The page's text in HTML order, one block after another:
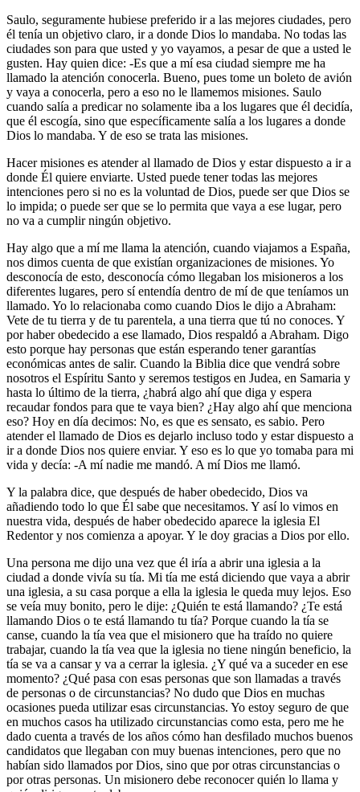
Saulo, seguramente hubiese preferido ir a las mejores ciudades, pero
él tenía un objetivo claro, ir a donde Dios lo mandaba. No todas las
ciudades son para que usted y yo vayamos, a pesar de que a usted le
gusten. Hay quien dice: -Es que a mí esa ciudad siempre me ha
llamado la atención conocerla. Bueno, pues tome un boleto de avión
y vaya a conocerla, pero a eso no le llamemos misiones. Saulo
cuando salía a predicar no solamente iba a los lugares que él decidía,
que él escogía, sino que específicamente salía a los lugares a donde
Dios lo mandaba. Y de eso se trata las misiones.
Hacer misiones es atender al llamado de Dios y estar dispuesto a ir a
donde Él quiere enviarte. Usted puede tener todas las mejores
intenciones pero si no es la voluntad de Dios, puede ser que Dios se
lo impida; o puede ser que se lo permita que vaya a ese lugar, pero
no va a cumplir ningún objetivo.
Hay algo que a mí me llama la atención, cuando viajamos a España,
nos dimos cuenta de que existían organizaciones de misiones. Yo
desconocía de esto, desconocía cómo llegaban los misioneros a los
diferentes lugares, pero sí entendía dentro de mí de que teníamos un
llamado. Yo lo relacionaba como cuando Dios le dijo a Abraham:
Vete de tu tierra y de tu parentela, a una tierra que tú no conoces. Y
por haber obedecido a ese llamado, Dios respaldó a Abraham. Digo
esto porque hay personas que están esperando tener garantías
económicas antes de salir. Cuando la Biblia dice que vendrá sobre
nosotros el Espíritu Santo y seremos testigos en Judea, en Samaria y
hasta lo último de la tierra, ¿habrá algo ahí que diga y espera
recaudar fondos para que te vaya bien? ¿Hay algo ahí que menciona
eso? Hoy en día decimos: No, es que es sensato, es sabio. Pero
atender el llamado de Dios es dejarlo incluso todo y estar dispuesto a
ir a donde Dios nos quiere enviar. Y eso es lo que yo tomaba para mi
vida y decía: -A mí nadie me mandó. A mí Dios me llamó.
Y la palabra dice, que después de haber obedecido, Dios va
añadiendo todo lo que Él sabe que necesitamos. Y así lo vimos en
nuestra vida, después de haber obedecido aparece la iglesia El
Redentor y nos comienza a apoyar. Y le doy gracias a Dios por ello.
Una persona me dijo una vez que él iría a abrir una iglesia a la
ciudad a donde vivía su tía. Mi tía me está diciendo que vaya a abrir
una iglesia, a su casa porque a ella la iglesia le queda muy lejos. Eso
se veía muy bonito, pero le dije: ¿Quién te está llamando? ¿Te está
llamando Dios o te está llamando tu tía? Porque cuando la tía se
canse, cuando la tía vea que el misionero que ha traído no quiere
trabajar, cuando la tía vea que la iglesia no tiene ningún beneficio, la
tía se va a cansar y va a cerrar la iglesia. ¿Y qué va a suceder en ese
momento? ¿Qué pasa con esas personas que son llamadas a través
de personas o de circunstancias? No dudo que Dios en muchas
ocasiones pueda utilizar esas circunstancias. Yo estoy seguro de que
en muchos casos ha utilizado circunstancias como esta, pero me he
dado cuenta a través de los años cómo han desfilado muchos buenos
candidatos que llegaban con muy buenas intenciones, pero que no
habían sido llamados por Dios, sino que por otras circunstancias o
por otras personas. Un misionero debe reconocer quién lo llama y